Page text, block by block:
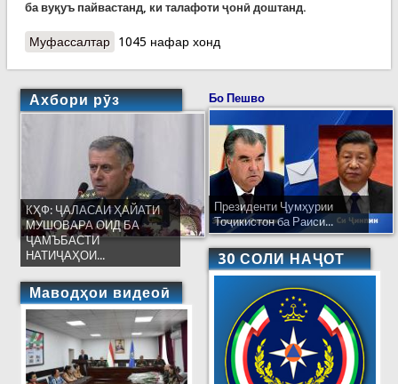
ба вуқуъ пайвастанд, ки талафоти ҷонӣ доштанд.
Муфассалтаро Хабарҳои рӯзи гузашта: Ҳалокати як нафар
1045 нафар хонд
Ахбори рӯз
КҲФ: ҶАЛАСАИ ҲАЙАТИ
МУШОВАРА ОИД БА
ҶАМЪБАСТИ
НАТИҶАҲОИ...
Маводҳои видеоӣ
Бо Пешво
Президенти Ҷумҳурии
Тоҷикистон ба Раиси...
30 СОЛИ НАҶОТ